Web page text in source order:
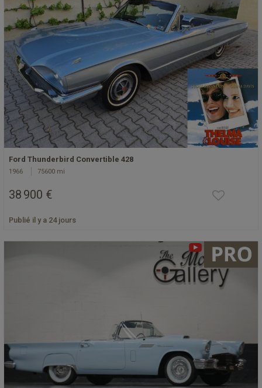
Ford Thunderbird Convertible 428
1966 75600 mi
38 900 €
Publié il y a 24 jours